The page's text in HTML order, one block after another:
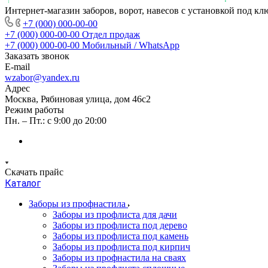
Интернет-магазин заборов, ворот, навесов с установкой под
+7 (000) 000-00-00
+7 (000) 000-00-00 Отдел продаж
+7 (000) 000-00-00 Мобильный / WhatsApp
Заказать звонок
E-mail
wzabor@yandex.ru
Адрес
Москва, Рябиновая улица, дом 46с2
Режим работы
Пн. – Пт.: с 9:00 до 20:00
Скачать прайс
Каталог
Заборы из профнастила
Заборы из профлиста для дачи
Заборы из профлиста под дерево
Заборы из профлиста под камень
Заборы из профлиста под кирпич
Заборы из профнастила на сваях